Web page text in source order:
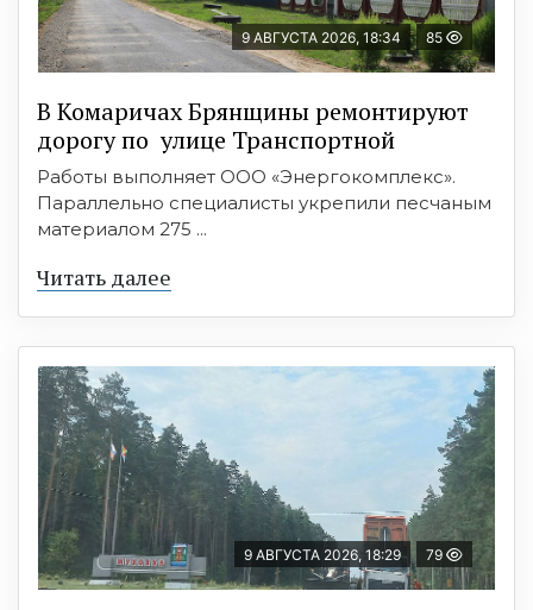
9 АВГУСТА 2026, 18:34 85
В Комаричах Брянщины ремонтируют
дорогу по улице Транспортной
Работы выполняет ООО «Энергокомплекс».
Параллельно специалисты укрепили песчаным
материалом 275 ...
Читать далее
9 АВГУСТА 2026, 18:29 79